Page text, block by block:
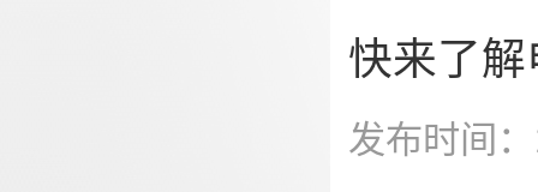
生的新型
快来了
发布时间